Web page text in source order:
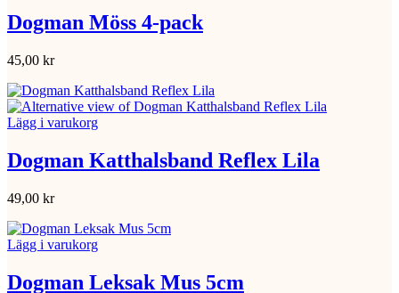
Dogman Möss 4-pack
45,00 kr
Lägg i varukorg
Dogman Katthalsband Reflex Lila
49,00 kr
Lägg i varukorg
Dogman Leksak Mus 5cm